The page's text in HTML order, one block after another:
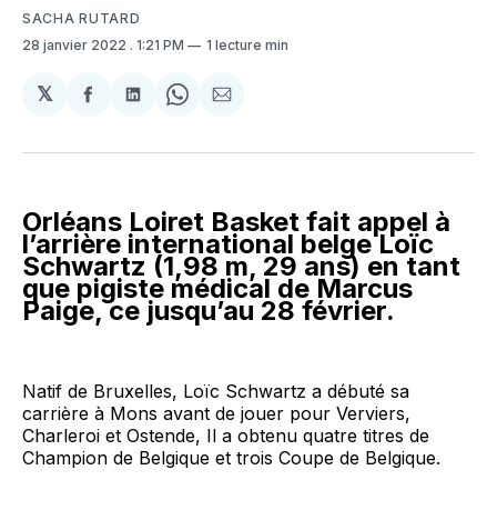
SACHA RUTARD
28 janvier 2022 . 1:21 PM 1 lecture min
𝕏
Partager
Facebook
Partager
LinkedIn
Share
WhatsApp
Partager
Courriel
Orléans Loiret Basket fait appel à
l’arrière international belge Loïc
Schwartz (1,98 m, 29 ans) en tant
que pigiste médical de Marcus
Paige, ce jusqu’au 28 février.
Natif de Bruxelles, Loïc Schwartz a débuté sa
carrière à Mons avant de jouer pour Verviers,
Charleroi et Ostende, Il a obtenu quatre titres de
Champion de Belgique et trois Coupe de Belgique.